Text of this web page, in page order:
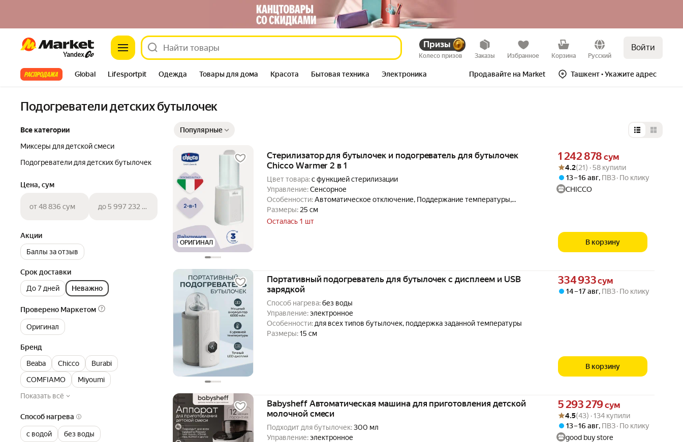
Market Призы
Колесо призов Заказы Избранное Корзина Русский
Войти
Все хиты Global Lifesportpit Одежда Товары для дома Красота Бытовая техника Электроника Продавайте на Market Ташкент• Укажите адрес
Подогреватели детских бутылочек
Все категории
Миксеры для детской смеси
Подогреватели для детских бутылочек
Цена, сум
от 48 836 сум до 5 997 232 сум
Акции
Баллы за отзыв
Срок доставки
До 7 дней
Неважно
Проверено Маркетом
Оригинал
Бренд
Beaba
Chicco
Burabi
COMFIAMO
Miyoumi
Показать всё
Способ нагрева
с водой без воды
Популярные Выбор типа
ОРИГИНАЛ
Стерилизатор для бутылочек и подогреватель для бутылочек
Chicco Warmer 2 в 1
Цвет товара:с функцией стерилизации
Управление:Сенсорное
Особенности:Автоматическое отключение, Поддержание температуры,
Регулируемый размер бутылочки
Размеры: 25 см
Осталась 1 шт
Цена 1242878 сум вместо
1 242 878 сум
Рейтинг товара: 4.2 из 5
Оценок: (21) · 58 купили
4.2(21) · 58 купили
13 – 16 авг, ПВЗ По клику
CHICCO
В корзину
Портативный подогреватель для бутылочек с дисплеем и USB
зарядкой
Способ нагрева:без воды
Управление:электронное
Особенности:для всех типов бутылочек, поддержка заданной температуры
Размеры:15 см
Цена 334933 сум вместо
334 933сум
14 – 17 авг, ПВЗ По клику
В корзину
Babysheff Автоматическая машина для приготовления детской
молочной смеси
Подходит для бутылочек:300 мл
Управление:электронное
Цена 5293279 сум вместо
5 293 279сум
Рейтинг товара: 4.5 из 5
Оценок: (43) · 134 купили
4.5(43) · 134 купили
13 – 16 авг, ПВЗ По клику
good buy store